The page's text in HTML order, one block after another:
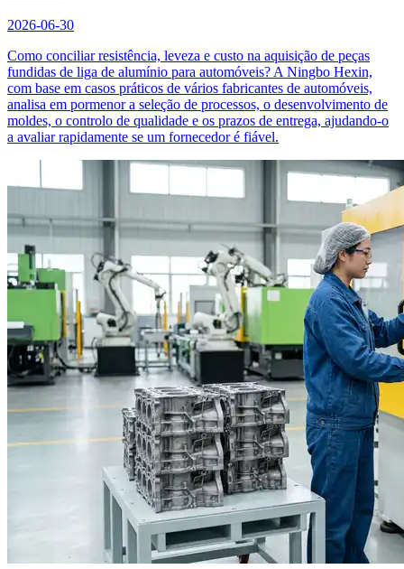
2026-06-30
Como conciliar resistência, leveza e custo na aquisição de peças
fundidas de liga de alumínio para automóveis? A Ningbo Hexin,
com base em casos práticos de vários fabricantes de automóveis,
analisa em pormenor a seleção de processos, o desenvolvimento de
moldes, o controlo de qualidade e os prazos de entrega, ajudando-o
a avaliar rapidamente se um fornecedor é fiável.